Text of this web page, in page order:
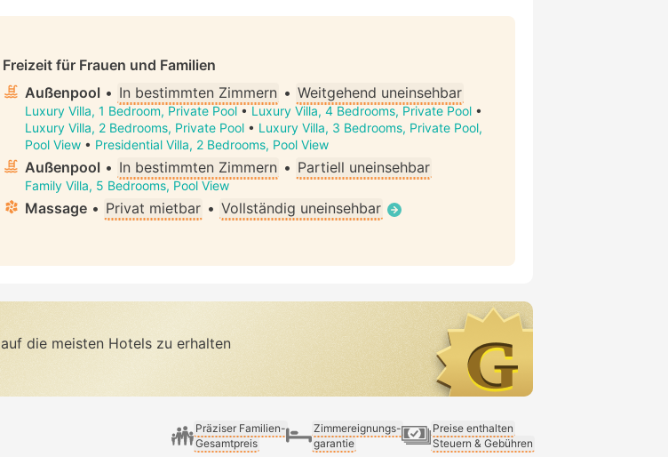
Freizeit für Frauen und Familien
Außenpool • In bestimmten Zimmern • Weitgehend uneinsehbar
Luxury Villa, 1 Bedroom, Private Pool • Luxury Villa, 4 Bedrooms, Private Pool •
Luxury Villa, 2 Bedrooms, Private Pool • Luxury Villa, 3 Bedrooms, Private Pool,
Pool View • Presidential Villa, 2 Bedrooms, Pool View
Außenpool • In bestimmten Zimmern • Partiell uneinsehbar
Family Villa, 5 Bedrooms, Pool View
Massage • Privat mietbar • Vollständig uneinsehbar
auf die meisten Hotels zu erhalten
Präziser Familien-
Gesamtpreis
Zimmereignungs-
garantie
Preise enthalten
Steuern & Gebühren